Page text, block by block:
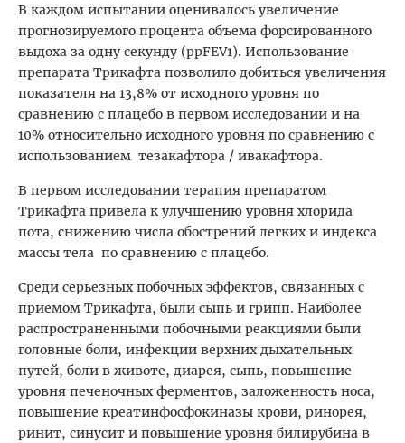
В каждом испытании оценивалось увеличение
прогнозируемого процента объема форсированного
выдоха за одну секунду (ppFEV1). Использование
препарата Трикафта позволило добиться увеличения
показателя на 13,8% от исходного уровня по
сравнению с плацебо в первом исследовании и на
10% относительно исходного уровня по сравнению с
использованием тезакафтора / ивакафтора.
В первом исследовании терапия препаратом
Трикафта привела к улучшению уровня хлорида
пота, снижению числа обострений легких и индекса
массы тела по сравнению с плацебо.
Среди серьезных побочных эффектов, связанных с
приемом Трикафта, были сыпь и грипп. Наиболее
распространенными побочными реакциями были
головные боли, инфекции верхних дыхательных
путей, боли в животе, диарея, сыпь, повышение
уровня печеночных ферментов, заложенность носа,
повышение креатинфосфокиназы крови, ринорея,
ринит, синусит и повышение уровня билирубина в